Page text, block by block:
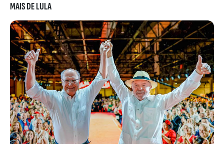
MAIS DE LULA